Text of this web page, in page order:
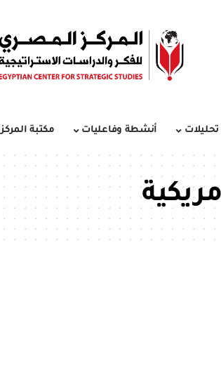
تحليلات أنشطة وفاعليات مكتبة المركز